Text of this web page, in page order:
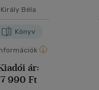
Király Béla
Könyv
ár:
7 990 Ft